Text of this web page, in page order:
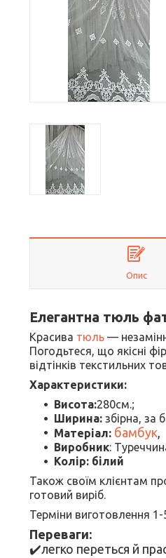
Опис
Елегантна тюль
Красива тюль —
Погодьтеся, що якісні
відтінків текстильних
Характеристики:
Висота:280см.;
Ширина: збірна, за
Матеріал: бамбук,
Виробник:
Колір: білий
Також своїм клієнтам
готовий виріб.
Терміни виготовлення
Переваги:
✔️легко переться й